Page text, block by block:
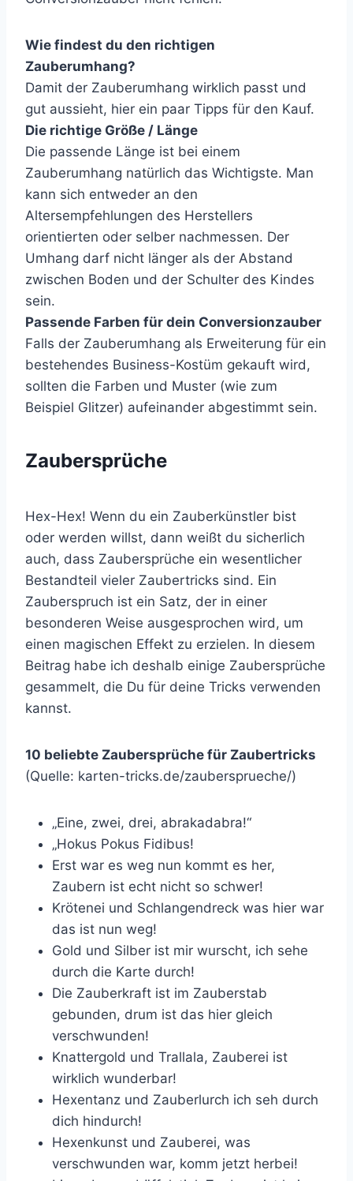
Wie findest du den richtigen
Zauberumhang?
Damit der Zauberumhang wirklich passt und
gut aussieht, hier ein paar Tipps für den Kauf.
Die richtige Größe / Länge
Die passende Länge ist bei einem
Zauberumhang natürlich das Wichtigste. Man
kann sich entweder an den
Altersempfehlungen des Herstellers
orientierten oder selber nachmessen. Der
Umhang darf nicht länger als der Abstand
zwischen Boden und der Schulter des Kindes
sein.
Passende Farben für dein Conversionzauber
Falls der Zauberumhang als Erweiterung für ein
bestehendes Business-Kostüm gekauft wird,
sollten die Farben und Muster (wie zum
Beispiel Glitzer) aufeinander abgestimmt sein.
Zaubersprüche
Hex-Hex! Wenn du ein Zauberkünstler bist
oder werden willst, dann weißt du sicherlich
auch, dass Zaubersprüche ein wesentlicher
Bestandteil vieler Zaubertricks sind. Ein
Zauberspruch ist ein Satz, der in einer
besonderen Weise ausgesprochen wird, um
einen magischen Effekt zu erzielen. In diesem
Beitrag habe ich deshalb einige Zaubersprüche
gesammelt, die Du für deine Tricks verwenden
kannst.
10 beliebte Zaubersprüche für Zaubertricks
(Quelle: karten-tricks.de/zaubersprueche/)
„Eine, zwei, drei, abrakadabra!“
„Hokus Pokus Fidibus!
Erst war es weg nun kommt es her,
Zaubern ist echt nicht so schwer!
Krötenei und Schlangendreck was hier war
das ist nun weg!
Gold und Silber ist mir wurscht, ich sehe
durch die Karte durch!
Die Zauberkraft ist im Zauberstab
gebunden, drum ist das hier gleich
verschwunden!
Knattergold und Trallala, Zauberei ist
wirklich wunderbar!
Hexentanz und Zauberlurch ich seh durch
dich hindurch!
Hexenkunst und Zauberei, was
verschwunden war, komm jetzt herbei!